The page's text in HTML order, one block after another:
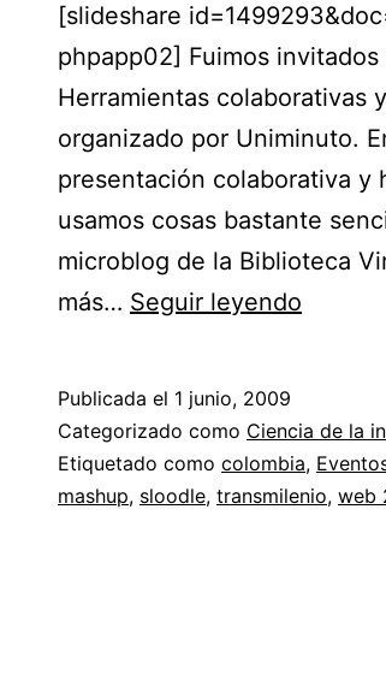
[slideshare
phpapp02] Fuimos
Herramientas colaborativas
organizado por Uniminuto.
presentación colaborativa y
usamos cosas bastante
microblog de la Biblioteca
más… Seguir leyendo
en
//
Publicada el 1 junio, 2009
Categorizado como Ciencia de la
Etiquetado como colombia,
mashup, sloodle, transmilenio, web